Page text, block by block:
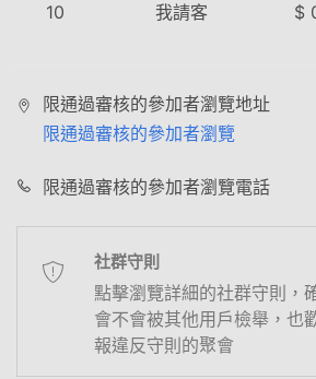
10 我請客 $
限通過審核的參加者瀏覽地址
限通過審核的參加者瀏覽
限通過審核的參加者瀏覽電話
社群守則
點擊瀏覽詳細的社群守則，
會不會被其他用戶檢舉，也
報違反守則的聚會